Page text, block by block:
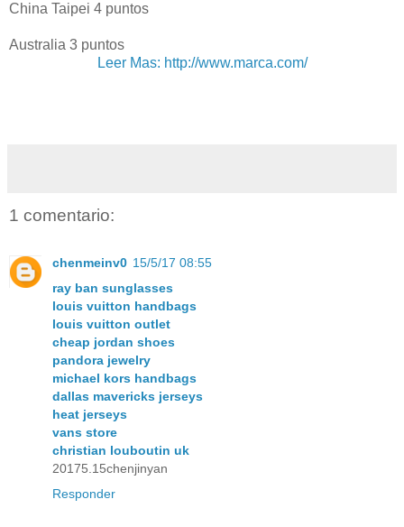
China Taipei 4 puntos
Australia 3 puntos
Leer Mas: http://www.marca.com/
1 comentario:
chenmeinv0 15/5/17 08:55
ray ban sunglasses
louis vuitton handbags
louis vuitton outlet
cheap jordan shoes
pandora jewelry
michael kors handbags
dallas mavericks jerseys
heat jerseys
vans store
christian louboutin uk
20175.15chenjinyan
Responder